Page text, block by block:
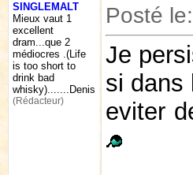
SINGLEMALT
Mieux vaut 1
excellent
dram...que 2
médiocres .(Life
is too short to
drink bad
whisky).......Denis
(Rédacteur)
Posté le:
Je
si dans
eviter